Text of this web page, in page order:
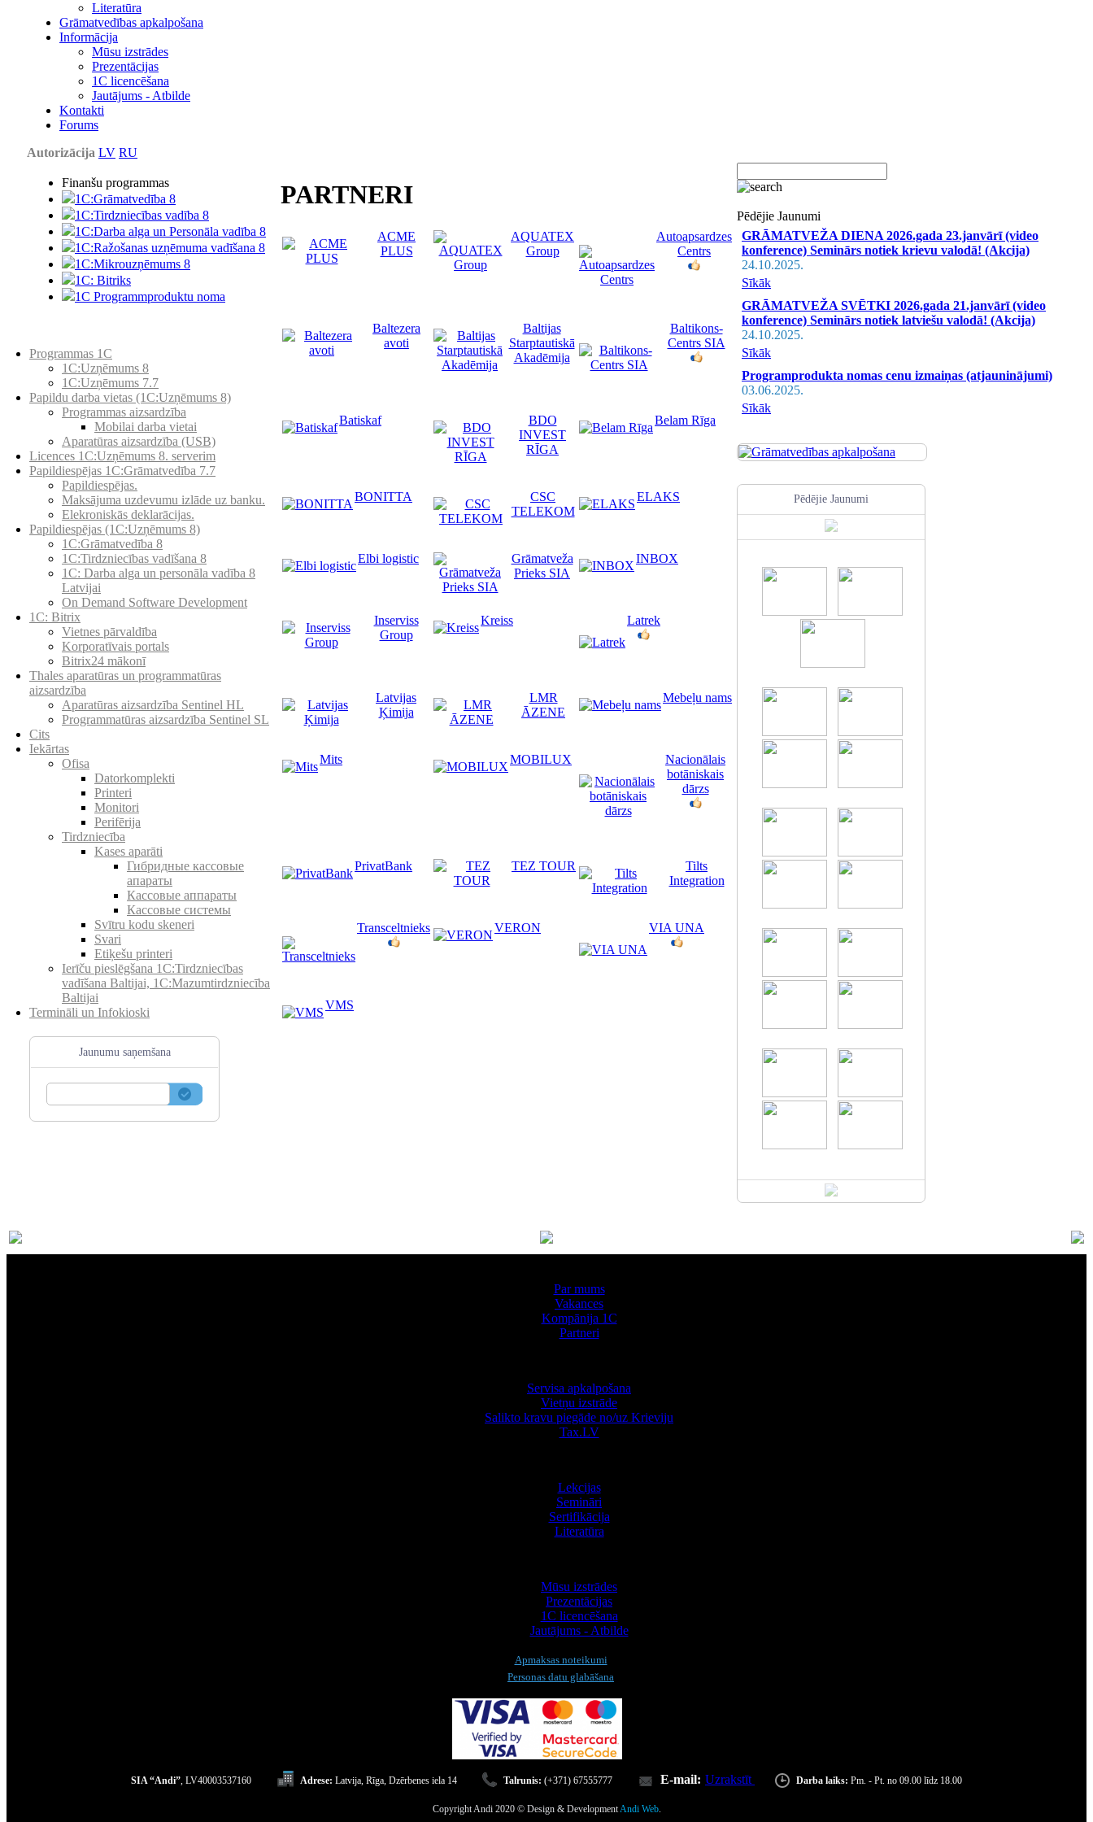
Literatūra
Grāmatvedības apkalpošana
Informācija
Mūsu izstrādes
Prezentācijas
1С licencēšana
Jautājums - Atbilde
Kontakti
Forums
Autorizācija LV RU
Finanšu programmas
1C:Grāmatvedība 8
1C:Tirdzniecības vadība 8
1C:Darba alga un Personāla vadība 8
1C:Ražošanas uzņēmuma vadīšana 8
1С:Мikrouzņēmums 8
1C: Bitriks
1C Programmproduktu noma
Programmas 1C
1C:Uzņēmums 8
1C:Uzņēmums 7.7
Papildu darba vietas (1C:Uzņēmums 8)
Programmas aizsardzība
Mobilai darba vietai
Aparatūras aizsardzība (USB)
Licences 1C:Uzņēmums 8. serverim
Papildiespējas 1C:Grāmatvedība 7.7
Papildiespējas.
Maksājuma uzdevumu izlāde uz banku.
Elekroniskās deklarācijas.
Papildiespējas (1C:Uzņēmums 8)
1C:Grāmatvedība 8
1C:Tirdzniecības vadīšana 8
1С: Darba alga un personāla vadība 8
Latvijai
On Demand Software Development
1C: Bitrix
Vietnes pārvaldība
Korporatīvais portals
Bitrix24 mākonī
Thales aparatūras un programmatūras
aizsardzība
Aparatūras aizsardzība Sentinel HL
Programmatūras aizsardzība Sentinel SL
Cits
Iekārtas
Ofisa
Datorkomplekti
Printeri
Monitori
Perifērija
Tirdzniecība
Kases aparāti
Гибридные кассовые
апараты
Кассовые аппараты
Кассовые системы
Svītru kodu skeneri
Svari
Etiķešu printeri
Ierīču pieslēgšana 1C:Tirdzniecības
vadīšana Baltijai, 1C:Mazumtirdzniecība
Baltijai
Termināli un Infokioski
Jaunumu saņemšana
PARTNERI
ACME
PLUS
AQUATEX
Group
Autoapsardzes
Centrs
Baltezera
avoti
Baltijas
Starptautiskā
Akadēmija
Baltikons-
Centrs SIA
Batiskaf
BDO
INVEST
RĪGA
Belam Rīga
BONITTA
CSC
TELEKOM
ELAKS
Elbi logistic
Grāmatveža
Prieks SIA
INBOX
Inserviss
Group
Kreiss Latrek
Latvijas
Ķimija
LMR
ĀZENE
Mebeļu nams
Mits MOBILUX
Nacionālais
botāniskais
dārzs
PrivatBank TEZ TOUR
Tilts
Integration
Transceltnieks VERON VIA UNA
VMS
Pēdējie Jaunumi
GRĀMATVEŽA DIENA 2026.gada 23.janvārī (video
konference) Seminārs notiek krievu valodā! (Akcija)
24.10.2025.
Sīkāk
GRĀMATVEŽA SVĒTKI 2026.gada 21.janvārī (video
konference) Seminārs notiek latviešu valodā! (Akcija)
24.10.2025.
Sīkāk
Programprodukta nomas cenu izmaiņas (atjauninājumi)
03.06.2025.
Sīkāk
Pēdējie Jaunumi
Par mums
Vakances
Kompānija 1С
Partneri
Servisa apkalpošana
Vietņu izstrāde
Salikto kravu piegāde no/uz Krieviju
Tax.LV
Lekcijas
Semināri
Sertifikācija
Literatūra
Mūsu izstrādes
Prezentācijas
1С licencēšana
Jautājums - Atbilde
Apmaksas noteikumi
Personas datu glabāšana
SIA “Andi”, LV40003537160 Adrese: Latvija, Rīga, Dzērbenes iela 14 Talrunis: (+371) 67555777 E-mail: Uzrakstīt Darba laiks: Pm. - Pt. no 09.00 līdz 18.00
Copyright Andi 2020 © Design & DevelopmentAndi Web.